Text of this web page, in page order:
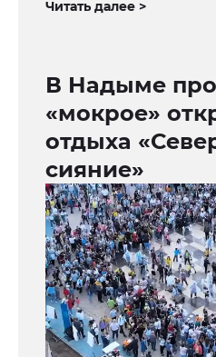
Читать далее >
В Надыме
«мокрое»
отдыха
сияние»